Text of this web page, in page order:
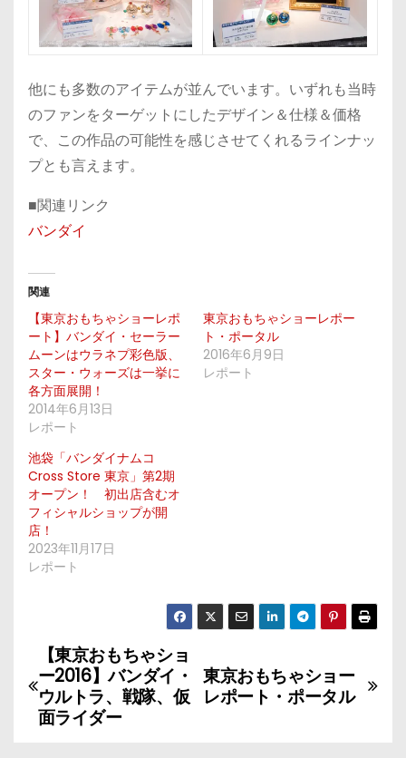
他にも多数のアイテムが並んでいます。いずれも当時
のファンをターゲットにしたデザイン＆仕様＆価格
で、この作品の可能性を感じさせてくれるラインナッ
プとも言えます。
■関連リンク
バンダイ
関連
【東京おもちゃショーレポ
ート】バンダイ・セーラー
ムーンはウラネプ彩色版、
スター・ウォーズは一挙に
各方面展開！
2014年6月13日
レポート
東京おもちゃショーレポー
ト・ポータル
2016年6月9日
レポート
池袋「バンダイナムコ
Cross Store 東京」第2期
オープン！ 初出店含むオ
フィシャルショップが開
店！
2023年11月17日
レポート
投
稿
東京おもちゃショー
レポート・ポータル
【東京おもちゃショ
ー2016】バンダイ・
ウルトラ、戦隊、仮
面ライダー